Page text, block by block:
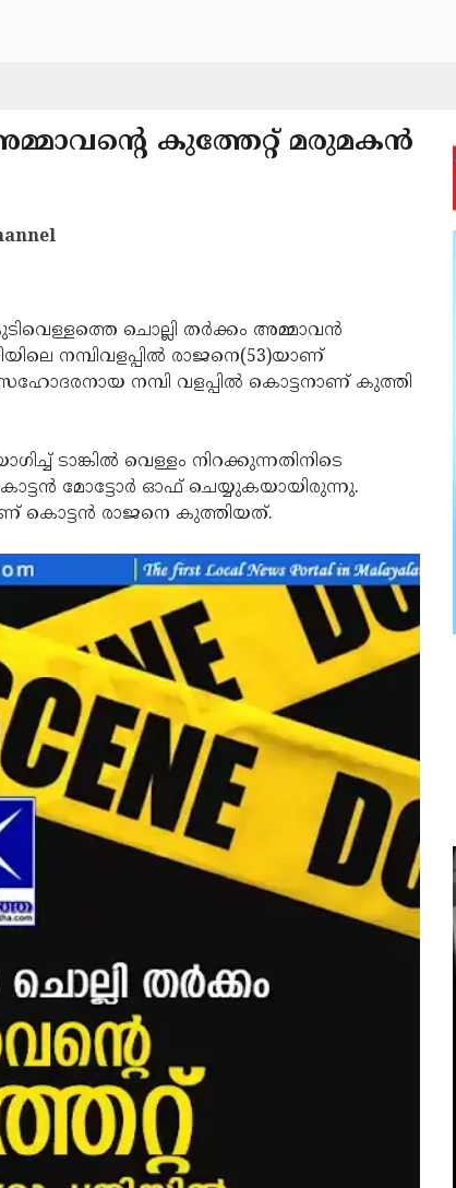
കുത്തേറ്റ് മരുമകന്‍
ചൊല്ലി തര്‍ക്കം അമ്മാവന്‍
നമ്പിവളപ്പില്‍ രാജനെ(53)യാണ്
സഹോദരനായ നമ്പി വളപ്പില്‍ കൊട്ടനാണ് കുത്തി
ടാങ്കില്‍ വെള്ളം നിറക്കുന്നതിനിടെ
മോട്ടോര്‍ ഓഫ് ചെയ്യുകയായിരുന്നു.
കൊട്ടന്‍ രാജനെ കുത്തിയത്.